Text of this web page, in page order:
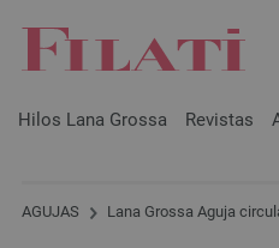
Hilos Lana Grossa Revistas
AGUJAS Lana Grossa Aguja